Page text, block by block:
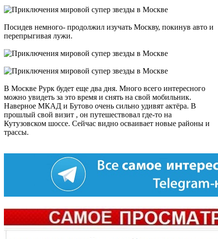
Посидев немного- продолжил изучать Москву, покинув авто и
перепрыгивая лужи.
В Москве Рурк будет еще два дня. Много всего интересного
можно увидеть за это время и снять на свой мобильник.
Наверное МКАД и Бутово очень сильно удивят актёра. В
прошлый свой визит , он путешествовал где-то на
Кутузовском шоссе. Сейчас видно осваивает новые районы и
трассы.